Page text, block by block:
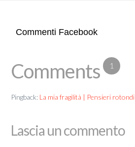
Commenti Facebook
Comments 1
Pingback: La mia fragilità | Pensieri rotondi
Lascia un commento